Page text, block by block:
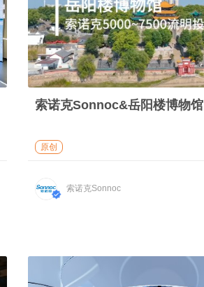
索诺克Sonnoc&岳阳楼博物馆
原创
索诺克Sonnoc